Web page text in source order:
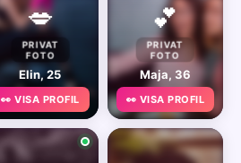
💋
PRIVAT
FOTO
Elin, 25
👀 VISA PROFIL
💕
PRIVAT
FOTO
Maja, 36
👀 VISA PROFIL